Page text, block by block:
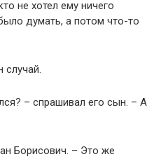
не хотел ему ничего
думать, а потом что-то
случай.
– спрашивал его сын. – А
Борисович. – Это же